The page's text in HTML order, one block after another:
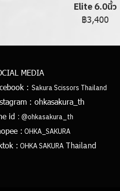
Elite 6.0นิ้ว
฿3,400
MEDIA
: Sakura Scissors Thailand
: ohkasakura_th
id : @ohkasakura_th
: OHKA_SAKURA
: OHKA SAKURA Thailand